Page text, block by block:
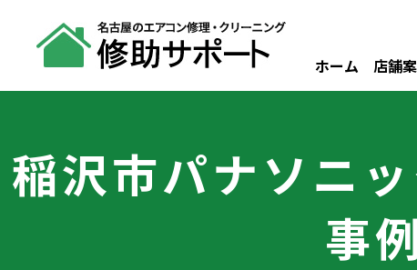
ホーム 店舗
稲沢市パナソニ
事